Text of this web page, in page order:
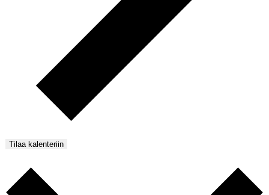
Tilaa kalenteriin